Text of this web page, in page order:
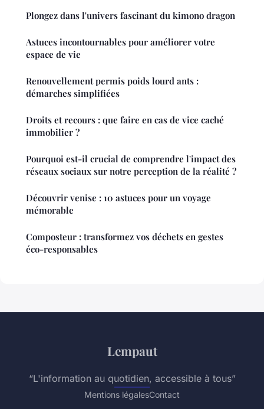
Plongez dans l'univers fascinant du kimono dragon
Astuces incontournables pour améliorer votre
espace de vie
Renouvellement permis poids lourd ants :
démarches simplifiées
Droits et recours : que faire en cas de vice caché
immobilier ?
Pourquoi est-il crucial de comprendre l'impact des
réseaux sociaux sur notre perception de la réalité ?
Découvrir venise : 10 astuces pour un voyage
mémorable
Composteur : transformez vos déchets en gestes
éco-responsables
Lempaut
“L'information au quotidien, accessible à tous”
Mentions légalesContact